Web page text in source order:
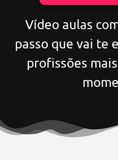
Vídeo aulas
passo que vai te
profissões